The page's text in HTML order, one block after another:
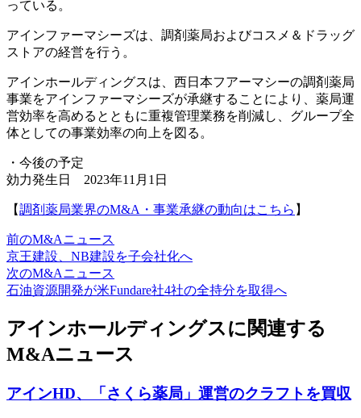
っている。
アインファーマシーズは、調剤薬局およびコスメ＆ドラッグ
ストアの経営を行う。
アインホールディングスは、西日本フアーマシーの調剤薬局
事業をアインファーマシーズが承継することにより、薬局運
営効率を高めるとともに重複管理業務を削減し、グループ全
体としての事業効率の向上を図る。
・今後の予定
効力発生日 2023年11月1日
【調剤薬局業界のM&A・事業承継の動向はこちら 】
前のM&Aニュース
京王建設、NB建設を子会社化へ
次のM&Aニュース
石油資源開発が米Fundare社4社の全持分を取得へ
アインホールディングスに関連する
M&Aニュース
アインHD、「さくら薬局」運営のクラフトを買収